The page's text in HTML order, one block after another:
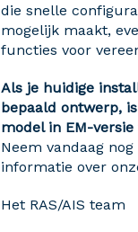
die snelle
mogelijk maakt,
functies voor
Als je huidige
bepaald ontwerp,
model in EM-
Neem vandaag
informatie over
Het RAS/AIS team